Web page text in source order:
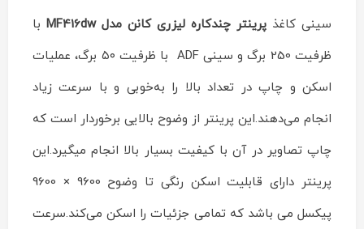
سینی کاغذ پرینتر چندکاره لیزری کانن مدل MF416dw
با
ظرفیت 250 برگ و سینی ADF با ظرفیت ۵۰ برگ، عملیات
اسکن و چاپ در تعداد بالا را به‌خوبی و با سرعت زیاد
انجام می‌دهند.این پرینتر از وضوح بالایی برخوردار است که
چاپ تصاویر در آن با کیفیت بسیار بالا انجام میگیرد.این
پرینتر دارای قابلیت اسکن رنگی تا وضوح 9600 × 9600
پیکسل می باشد که تمامی جزئیات را اسکن می‌کند.سرعت